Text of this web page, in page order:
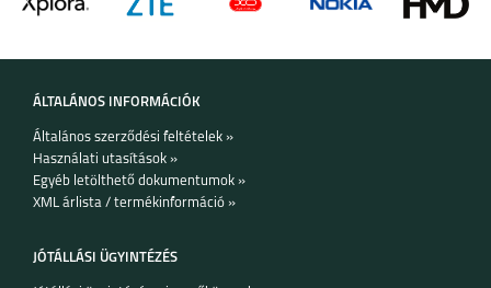
ÁLTALÁNOS INFORMÁCIÓK
Általános szerződési feltételek »
Használati utasítások »
Egyéb letölthető dokumentumok »
XML árlista / termékinformáció »
JÓTÁLLÁSI ÜGYINTÉZÉS